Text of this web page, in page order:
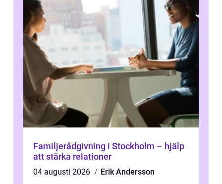
Familjerådgivning i Stockholm – hjälp
att stärka relationer
04 augusti 2026
Erik Andersson